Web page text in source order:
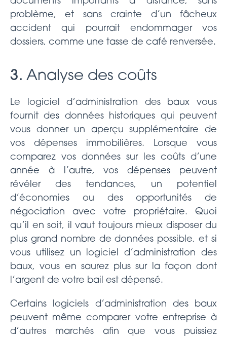
problème, et sans crainte d’un fâcheux
accident qui pourrait endommager vos
dossiers, comme une tasse de café renversée.
3. Analyse des coûts
Le logiciel d’administration des baux vous
fournit des données historiques qui peuvent
vous donner un aperçu supplémentaire de
vos dépenses immobilières. Lorsque vous
comparez vos données sur les coûts d’une
année à l’autre, vos dépenses peuvent
révéler des tendances, un potentiel
d’économies ou des opportunités de
négociation avec votre propriétaire. Quoi
qu’il en soit, il vaut toujours mieux disposer du
plus grand nombre de données possible, et si
vous utilisez un logiciel d’administration des
baux, vous en saurez plus sur la façon dont
l’argent de votre bail est dépensé.
Certains logiciels d’administration des baux
peuvent même comparer votre entreprise à
d’autres marchés afin que vous puissiez